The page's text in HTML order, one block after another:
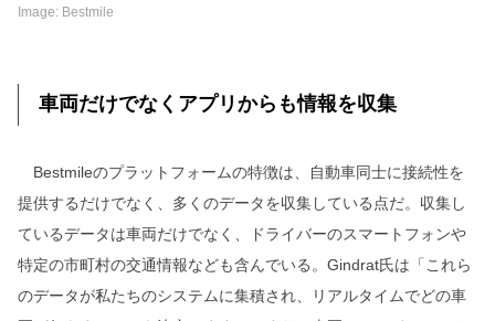
Image: Bestmile
車両だけでなくアプリからも情報を収集
Bestmileのプラットフォームの特徴は、自動車同士に接続性を
提供するだけでなく、多くのデータを収集している点だ。収集し
ているデータは車両だけでなく、ドライバーのスマートフォンや
特定の市町村の交通情報なども含んでいる。Gindrat氏は「これら
のデータが私たちのシステムに集積され、リアルタイムでどの車